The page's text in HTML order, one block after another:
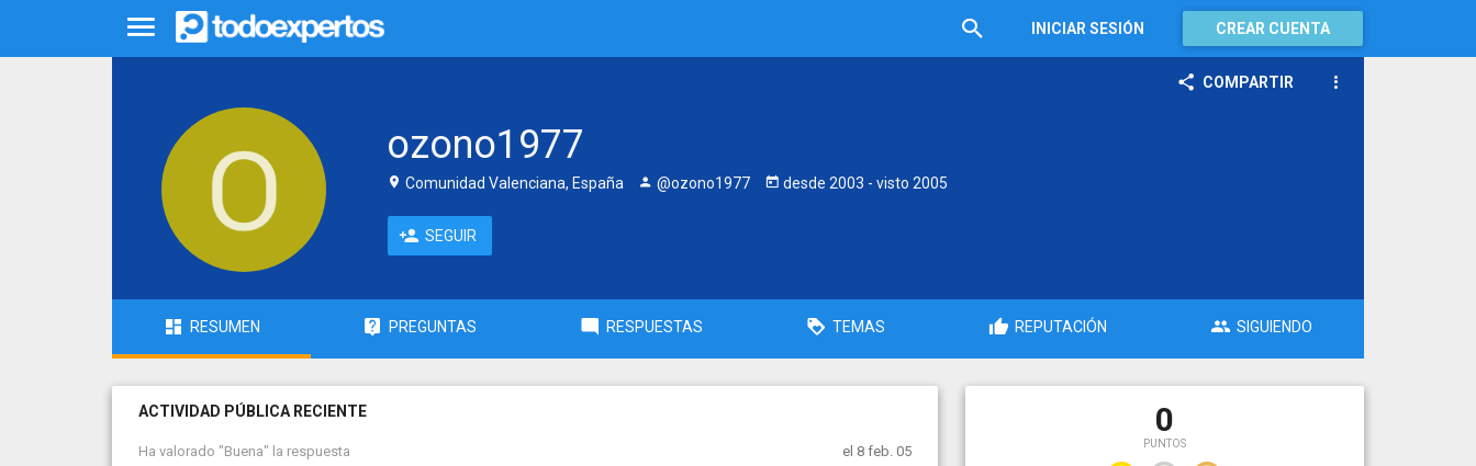
INICIAR SESIÓN CREAR CUENTA
COMPARTIR
ozono1977
Comunidad Valenciana, España @ozono1977 desde 2003 - visto 2005
SEGUIR
RESUMEN PREGUNTAS RESPUESTAS TEMAS REPUTACIÓN SIGUIENDO
ACTIVIDAD PÚBLICA RECIENTE
Ha valorado "Buena" la respuesta el 8 feb. 05
0
PUNTOS